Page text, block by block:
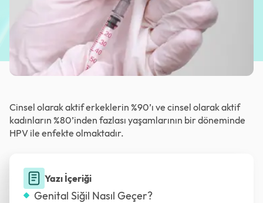
Cinsel olarak aktif erkeklerin %90’ı ve cinsel olarak aktif
kadınların %80’inden fazlası yaşamlarının bir döneminde
HPV ile enfekte olmaktadır.
Yazı İçeriği
Genital Siğil Nasıl Geçer?